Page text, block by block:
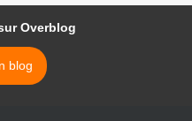
Overblog
blog